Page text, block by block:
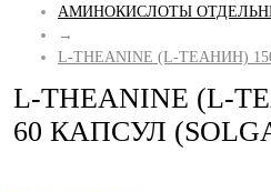
АМИНОКИСЛОТЫ
→
L-THEANINE (L-ТЕАНИН)
L-THEANINE (L-
60 КАПСУЛ